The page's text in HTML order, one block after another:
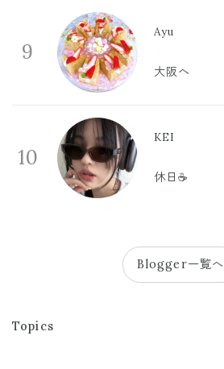
9
Ayu
大阪へ
10
KEI
休日☕️
Blogger一覧へ
Topics